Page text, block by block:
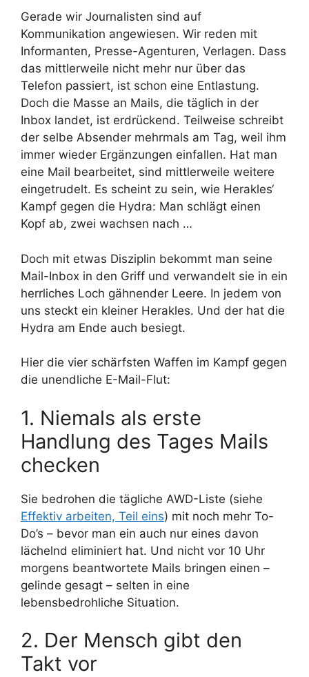
Gerade wir Journalisten sind auf
Kommunikation angewiesen. Wir reden mit
Informanten, Presse-Agenturen, Verlagen. Dass
das mittlerweile nicht mehr nur über das
Telefon passiert, ist schon eine Entlastung.
Doch die Masse an Mails, die täglich in der
Inbox landet, ist erdrückend. Teilweise schreibt
der selbe Absender mehrmals am Tag, weil ihm
immer wieder Ergänzungen einfallen. Hat man
eine Mail bearbeitet, sind mittlerweile weitere
eingetrudelt. Es scheint zu sein, wie Herakles‘
Kampf gegen die Hydra: Man schlägt einen
Kopf ab, zwei wachsen nach …
Doch mit etwas Disziplin bekommt man seine
Mail-Inbox in den Griff und verwandelt sie in ein
herrliches Loch gähnender Leere. In jedem von
uns steckt ein kleiner Herakles. Und der hat die
Hydra am Ende auch besiegt.
Hier die vier schärfsten Waffen im Kampf gegen
die unendliche E-Mail-Flut:
1. Niemals als erste
Handlung des Tages Mails
checken
Sie bedrohen die tägliche AWD-Liste (siehe
Effektiv arbeiten, Teil eins) mit noch mehr To-
Do’s – bevor man ein auch nur eines davon
lächelnd eliminiert hat. Und nicht vor 10 Uhr
morgens beantwortete Mails bringen einen –
gelinde gesagt – selten in eine
lebensbedrohliche Situation.
2. Der Mensch gibt den
Takt vor